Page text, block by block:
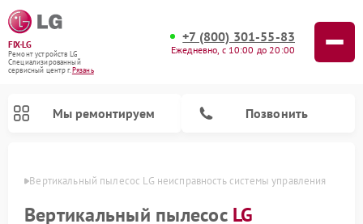
FIX-LG
Ремонт устройств LG
Специализированный
cервисный центр г.Рязань
+7 (800) 301-55-83
Ежедневно, с 10:00 до 20:00
Мы ремонтируем Позвонить
Вертикальный пылесос LG неисправность системы управления
Вертикальный пылесос LG